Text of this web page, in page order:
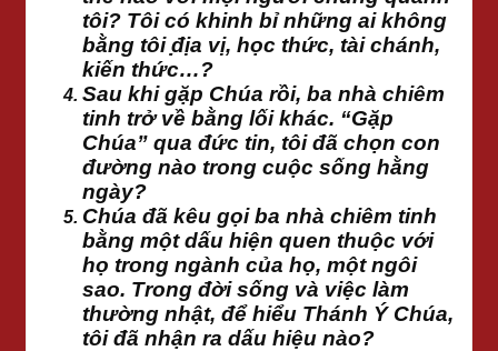
tôi? Tôi có khinh bỉ những ai không
bằng tôi ̣̣địa vị, học thức, tài chánh,
kiến thức…?
Sau khi gặp Chúa rồi, ba nhà chiêm
tinh trở về bằng lối khác. “Gặp
Chúa” qua đức tin, tôi đã chọn con
đường nào trong cuộc sống hằng
ngày?
Chúa đã kêu gọi ba nhà chiêm tinh
bằng một dấu hiện quen thuộc với
họ trong ngành của họ, một ngôi
sao. Trong đời sống và việc làm
thường nhật, để hiểu Thánh Ý Chúa,
tôi đã nhận ra dấu hiệu nào?